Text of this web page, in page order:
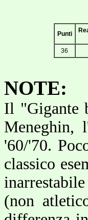
Punti
36
NOTE:
Il "Gigante
Meneghin,
'60/'70.
classico
(non